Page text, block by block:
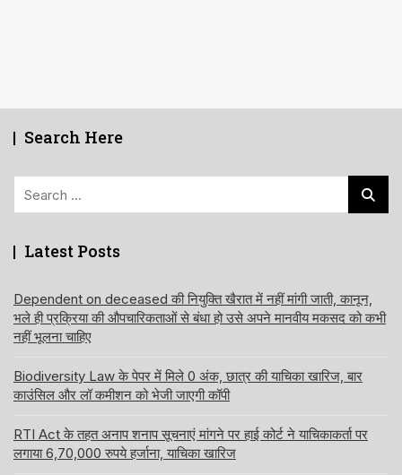
Search Here
Latest Posts
Dependent on deceased की नियुक्ति खैरात में नहीं मांगी जाती, कानून,
भले ही प्रक्रिया की औपचारिकताओं से बंधा हो उसे अपने मानवीय मकसद को कभी
नहीं भूलना चाहिए
Biodiversity Law के पेपर में मिले 0 अंक, छात्र की याचिका खारिज, बार
काउंसिल और लॉ कमीशन को भेजी जाएगी कॉपी
RTI Act के तहत अनाप शनाप सूचनाएं मांगने पर हाई कोर्ट ने याचिकाकर्ता पर
लगाया 6,70,000 रुपये हर्जाना, याचिका खारिज